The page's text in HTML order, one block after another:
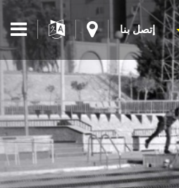
إتصل بنا